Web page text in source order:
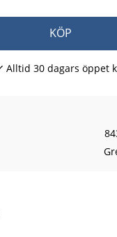
KÖP
Alltid 30 dagars öppet